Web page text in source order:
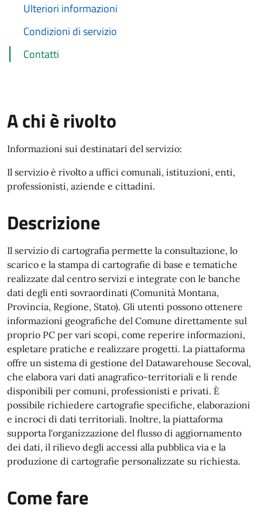
Ulteriori informazioni
Condizioni di servizio
Contatti
A chi è rivolto
Informazioni sui destinatari del servizio:
Il servizio è rivolto a uffici comunali, istituzioni, enti,
professionisti, aziende e cittadini.
Descrizione
Il servizio di cartografia permette la consultazione, lo
scarico e la stampa di cartografie di base e tematiche
realizzate dal centro servizi e integrate con le banche
dati degli enti sovraordinati (Comunità Montana,
Provincia, Regione, Stato). Gli utenti possono ottenere
informazioni geografiche del Comune direttamente sul
proprio PC per vari scopi, come reperire informazioni,
espletare pratiche e realizzare progetti. La piattaforma
offre un sistema di gestione del Datawarehouse Secoval,
che elabora vari dati anagrafico-territoriali e li rende
disponibili per comuni, professionisti e privati. È
possibile richiedere cartografie specifiche, elaborazioni
e incroci di dati territoriali. Inoltre, la piattaforma
supporta l'organizzazione del flusso di aggiornamento
dei dati, il rilievo degli accessi alla pubblica via e la
produzione di cartografie personalizzate su richiesta.
Come fare